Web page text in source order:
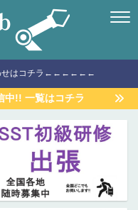
せはコチラ←←←←←←
中!! 一覧はコチラ